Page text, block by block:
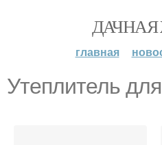
главная
Утеплитель